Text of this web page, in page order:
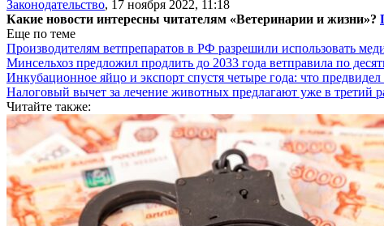
Законодательство, 17 ноября 2022, 11:18
Какие новости интересны читателям «Ветеринарии и жизни»?
Еще по теме
Производителям ветпрепаратов в РФ разрешили использовать
Минсельхоз предложил продлить до 2033 года ветправила по
Инкубационное яйцо и экспорт спустя четыре года: что предвидел
Налоговый вычет за лечение животных предлагают уже в третий
Читайте также: